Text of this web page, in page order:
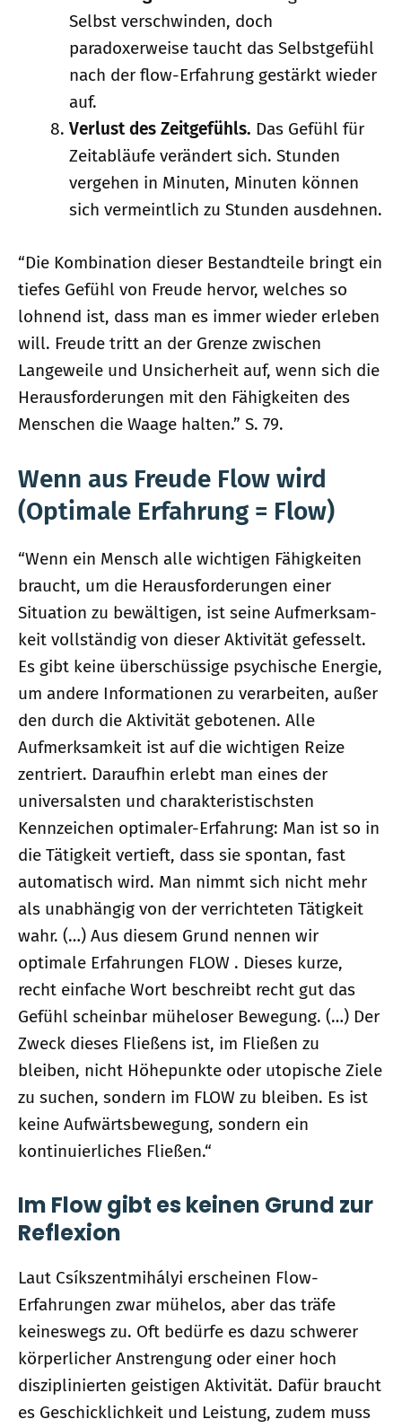
Selbst verschwinden, doch
paradoxerweise taucht das Selbstgefühl
nach der flow-Erfahrung gestärkt wieder
auf.
Verlust des Zeitgefühls. Das Gefühl für
Zeitabläufe verändert sich. Stunden
vergehen in Minuten, Minuten können
sich vermeintlich zu Stunden ausdehnen.
“Die Kombination dieser Bestandteile bringt ein
tiefes Gefühl von Freude hervor, welches so
lohnend ist, dass man es immer wieder erleben
will. Freude tritt an der Grenze zwischen
Langeweile und Unsicherheit auf, wenn sich die
Herausforderungen mit den Fähigkeiten des
Menschen die Waage halten.” S. 79.
Wenn aus Freude Flow wird
(Optimale Erfahrung = Flow)
“Wenn ein Mensch alle wichtigen Fähigkeiten
braucht, um die Herausforderungen einer
Situation zu bewältigen, ist seine Aufmerksam­
keit vollständig von dieser Aktivität gefesselt.
Es gibt keine über­schüssige psychische Energie,
um andere Informationen zu verarbeiten, außer
den durch die Aktivität gebotenen. Alle
Aufmerksamkeit ist auf die wichtigen Reize
zentriert. Daraufhin erlebt man eines der
universalsten und charakteristischsten
Kennzeichen optimaler-Erfahrung: Man ist so in
die Tätigkeit vertieft, dass sie spontan, fast
automatisch wird. Man nimmt sich nicht mehr
als unabhängig von der verrichteten Tätigkeit
wahr. (…) Aus diesem Grund nennen wir
optimale Erfahrungen FLOW . Dieses kurze,
recht einfache Wort beschreibt recht gut das
Gefühl scheinbar müheloser Bewegung. (…) Der
Zweck dieses Fließens ist, im Fließen zu
bleiben, nicht Höhepunkte oder utopische Ziele
zu suchen, sondern im FLOW zu bleiben. Es ist
keine Aufwärtsbewe­gung, sondern ein
kontinuierliches Fließen.“
Im Flow gibt es keinen Grund zur
Reflexion
Laut Csíkszentmihályi erscheinen Flow-
Erfahrungen zwar mühelos, aber das träfe
keines­wegs zu. Oft bedürfe es dazu schwerer
körperlicher Anstrengung oder einer hoch
disziplinierten geistigen Aktivität. Dafür braucht
es Geschicklichkeit und Leistung, zudem muss